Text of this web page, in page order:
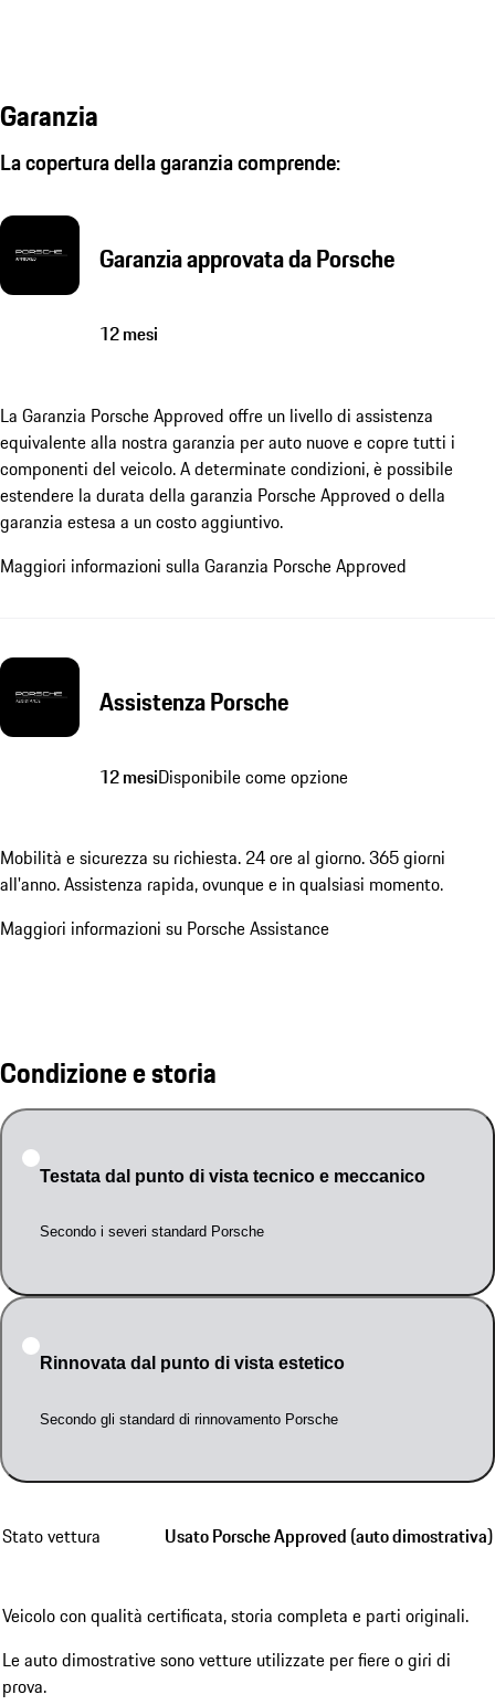
Garanzia
La copertura della garanzia comprende:
Garanzia approvata da Porsche
12 mesi
La Garanzia Porsche Approved offre un livello di assistenza
equivalente alla nostra garanzia per auto nuove e copre tutti i
componenti del veicolo. A determinate condizioni, è possibile
estendere la durata della garanzia Porsche Approved o della
garanzia estesa a un costo aggiuntivo.
Maggiori informazioni sulla Garanzia Porsche Approved
Assistenza Porsche
12 mesiDisponibile come opzione
Mobilità e sicurezza su richiesta. 24 ore al giorno. 365 giorni
all'anno. Assistenza rapida, ovunque e in qualsiasi momento.
Maggiori informazioni su Porsche Assistance
Condizione e storia
Testata dal punto di vista tecnico e meccanico
Secondo i severi standard Porsche
Rinnovata dal punto di vista estetico
Secondo gli standard di rinnovamento Porsche
Stato vettura Usato Porsche Approved (auto dimostrativa)
Veicolo con qualità certificata, storia completa e parti originali.
Le auto dimostrative sono vetture utilizzate per fiere o giri di
prova.